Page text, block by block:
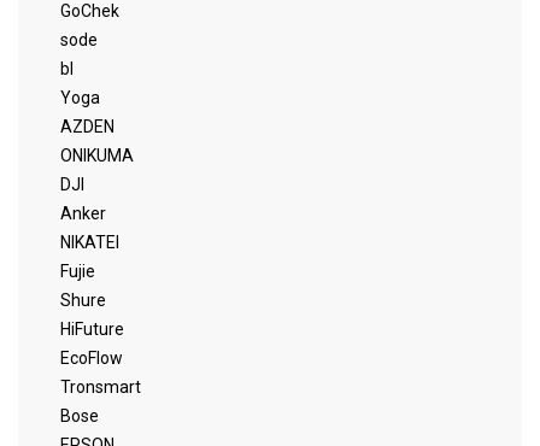
GoChek
sode
bl
Yoga
AZDEN
ONIKUMA
DJI
Anker
NIKATEI
Fujie
Shure
HiFuture
EcoFlow
Tronsmart
Bose